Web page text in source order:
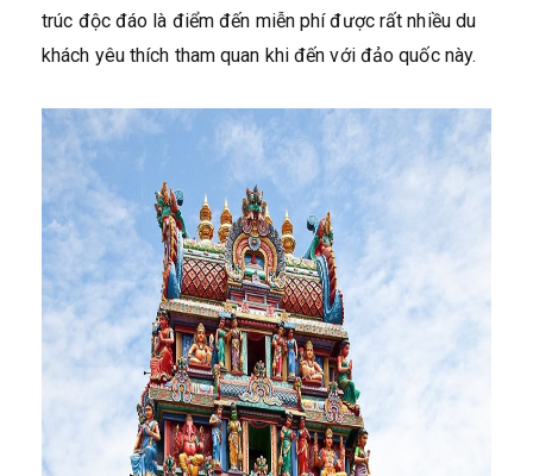
trúc độc đáo là điểm đến miễn phí được rất nhiều du
khách yêu thích tham quan khi đến với đảo quốc này.